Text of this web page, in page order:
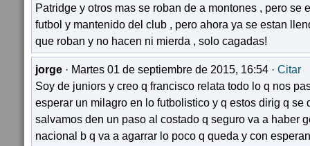
Patridge y otros mas se roban de a montones , pero se
futbol y mantenido del club , pero ahora ya se estan
que roban y no hacen ni mierda , solo cagadas!
jorge · Martes 01 de septiembre de 2015, 16:54 · Citar
Soy de juniors y creo q francisco relata todo lo q nos
esperar un milagro en lo futbolistico y q estos dirig q se
salvamos den un paso al costado q seguro va a haber
nacional b q va a agarrar lo poco q queda y con